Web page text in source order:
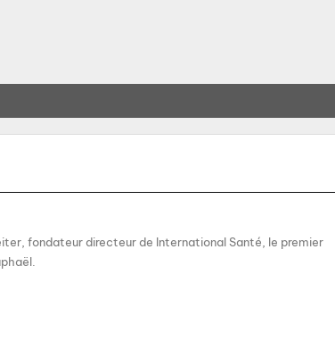
fondateur directeur de International Santé, le premier